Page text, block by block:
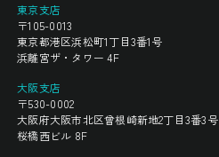
東京支店
〒105-0013
東京都港区浜松町1丁目3番1号
浜離宮ザ・タワー 4F
大阪支店
〒530-0002
大阪府大阪市北区曾根崎新地2丁目3番3号
桜橋西ビル 8F